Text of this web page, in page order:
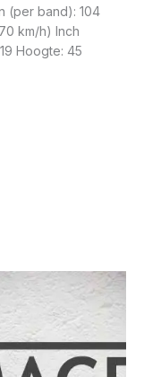
(per band): 104
km/h) Inch
Hoogte: 45